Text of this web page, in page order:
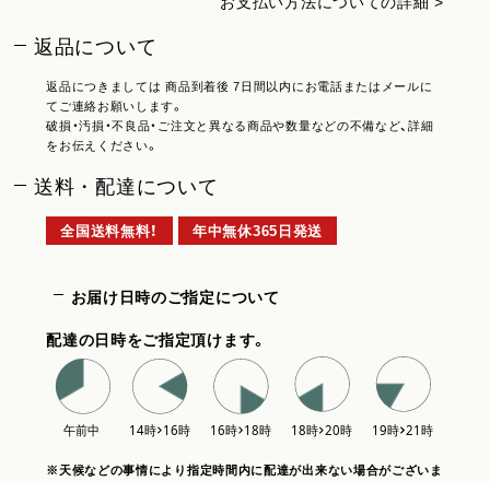
返品について
返品につきましては 商品到着後 7日間以内にお電話またはメールに
てご連絡お願いします。
破損・汚損・不良品・ご注文と異なる商品や数量などの不備など、詳細
をお伝えください。
送料・配達について
全国送料無料！ 年中無休365日発送
お届け日時のご指定について
配達の日時をご指定頂けます。
※天候などの事情により指定時間内に配達が出来ない場合がございま